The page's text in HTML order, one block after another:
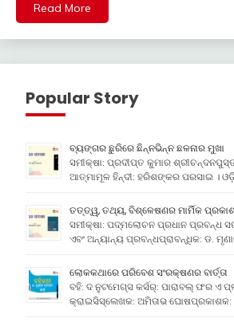
Read More
Popular Story
ବ୍ୟଙ୍ଗର ଛୁରିରେ ଛିନ୍ନଭିନ୍ନ ଛଳନାର ମୁଖା
ସମୀକ୍ଷା: ପ୍ରଦୀପ୍ତ କୁମାର
ଆତ୍ମାମୂଳ ହିନ୍ଦୀ: ହରିଶଙ୍କର ପରସାଇ ।
ତତ୍ତ୍ୱ, ତଥ୍ୟ, ବିଶ୍ଳେଷଣର ମାର୍ମିକ
ସମୀକ୍ଷା: ପଦ୍ମଲୋଚନ ପ୍ରଧାନ ପ୍ରବନ୍ଧ
ଏବଂ ଅନ୍ୟାନ୍ୟ ପ୍ରବନ୍ଧପ୍ରାବନ୍ଧିକ: ଡ.
ଲୋକକଥାରେ ପରିବେଶ ସଂରକ୍ଷଣର ବାର୍ତ୍ତା
ବହି: ଦ ନୁଟମେଗ୍ସ କର୍ସର୍: ପାରାବଲ୍ ଫର ଏ
କ୍ରାଇସିସ୍ଲେଖକ: ଅମିତାଭ ଘୋଷପ୍ରକାଶକ: